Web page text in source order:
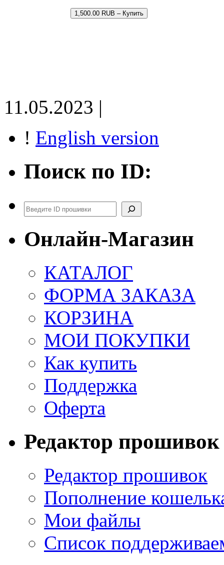
1,500.00 RUB – Купить
11.05.2023 |
! English version
Поиск по ID:
Поиск
Онлайн-Магазин
КАТАЛОГ
ФОРМА ЗАКАЗА
КОРЗИНА
МОИ ПОКУПКИ
Как купить
Поддержка
Оферта
Редактор прошивок
Редактор прошивок
Пополнение
Мои файлы
Список